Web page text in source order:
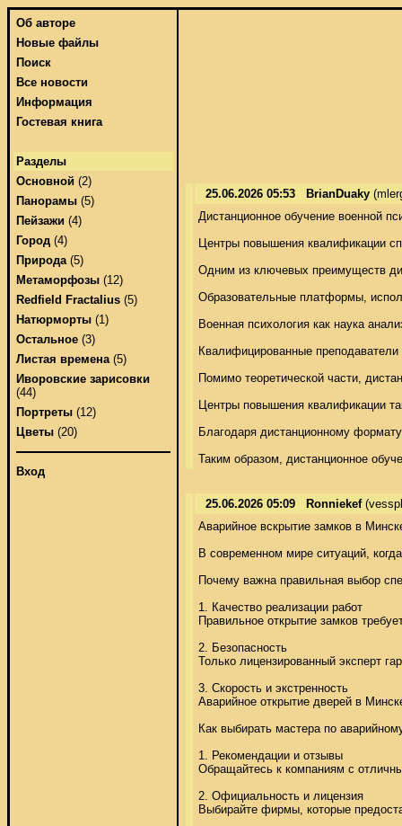
Об авторе
Новые файлы
Поиск
Все новости
Информация
Гостевая книга
Разделы
Основной (2)
Панорамы (5)
Пейзажи (4)
Город (4)
Природа(5)
Метаморфозы (12)
Redfield Fractalius (5)
Натюрморты (1)
Остальное (3)
Листая времена(5)
Иворовские зарисовки
(44)
Портреты (12)
Цветы (20)
Вход
25.06.2026 05:53 BrianDuaky
Дистанционное обучение военной
Центры повышения квалификации
Одним из ключевых преимуществ
Образовательные платформы,
Военная психология как наука
Квалифицированные
Помимо теоретической части,
Центры повышения квалификации
Благодаря дистанционному
Таким образом, дистанционное
25.06.2026 05:09 Ronniekef
Аварийное вскрытие замков в
В современном мире ситуаций,
Почему важна правильная выбор
1. Качество реализации работ
Правильное открытие замков
2. Безопасность
Только лицензированный эксперт
3. Скорость и экстренность
Аварийное открытие дверей в
Как выбирать мастера по
1. Рекомендации и отзывы
Обращайтесь к компаниям с
2. Официальность и лицензия
Выбирайте фирмы, которые